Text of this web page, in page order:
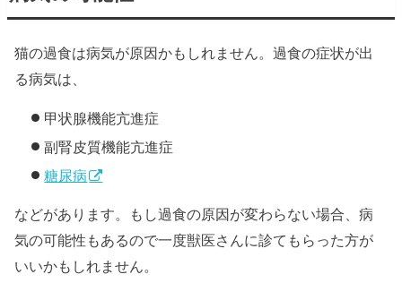
猫の過食は病気が原因かもしれません。過食の症状が出
る病気は、
甲状腺機能亢進症
副腎皮質機能亢進症
糖尿病
などがあります。もし過食の原因が変わらない場合、病
気の可能性もあるので一度獣医さんに診てもらった方が
いいかもしれません。